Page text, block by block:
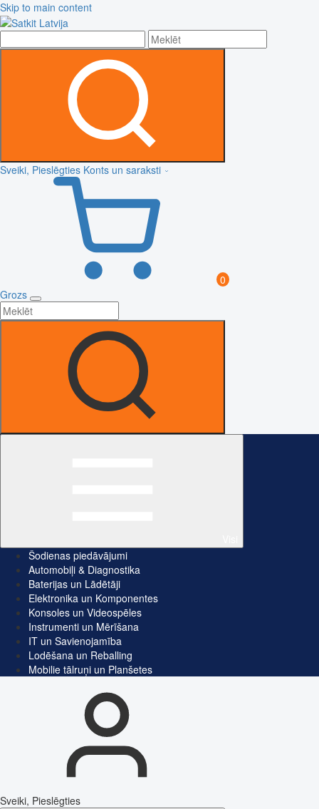
Skip to main content
Sveiki, Pieslēgties Konts un saraksti
0
Grozs
Šodienas piedāvājumi
Automobiļi & Diagnostika
Baterijas un Lādētāji
Elektronika un Komponentes
Konsoles un Videospēles
Instrumenti un Mērīšana
IT un Savienojamība
Lodēšana un Reballing
Mobilie tālruņi un Planšetes
Sveiki, Pieslēgties